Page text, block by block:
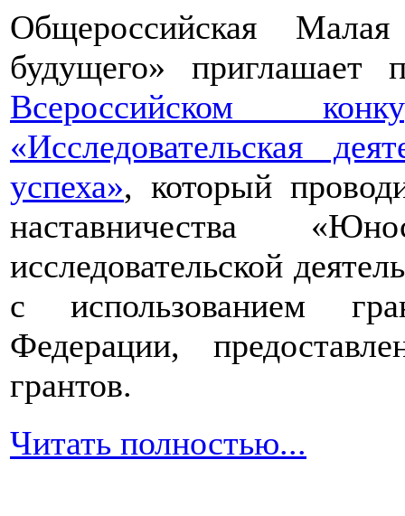
Общероссийская
будущего» приглашает
Всероссийском
«Исследовательская
успеха», который
наставничества
исследовательской
с использованием
Федерации,
грантов.
Читать полностью...